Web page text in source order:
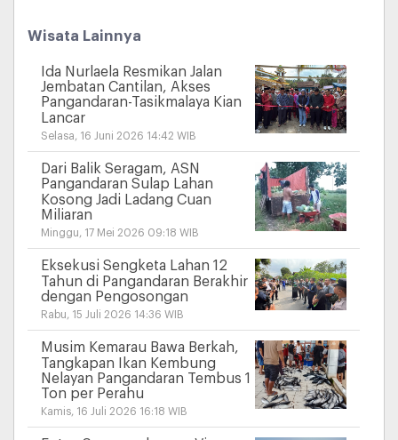
Wisata Lainnya
Ida Nurlaela Resmikan Jalan
Jembatan Cantilan, Akses
Pangandaran-Tasikmalaya Kian
Lancar
Selasa, 16 Juni 2026 14:42 WIB
Dari Balik Seragam, ASN
Pangandaran Sulap Lahan
Kosong Jadi Ladang Cuan
Miliaran
Minggu, 17 Mei 2026 09:18 WIB
Eksekusi Sengketa Lahan 12
Tahun di Pangandaran Berakhir
dengan Pengosongan
Rabu, 15 Juli 2026 14:36 WIB
Musim Kemarau Bawa Berkah,
Tangkapan Ikan Kembung
Nelayan Pangandaran Tembus 1
Ton per Perahu
Kamis, 16 Juli 2026 16:18 WIB